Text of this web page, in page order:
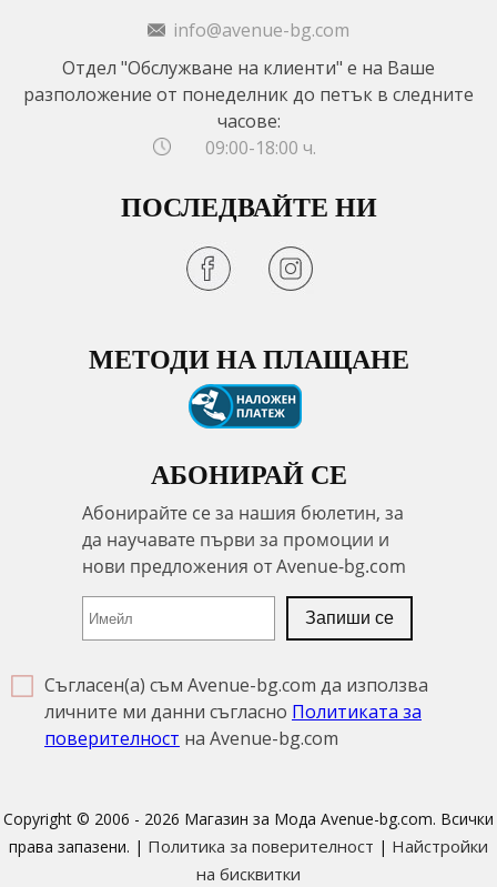
info@avenue-bg.com
Отдел "Обслужване на клиенти" е на Ваше
разположение от понеделник до петък в следните
часове:
09:00-18:00 ч.
ПОСЛЕДВАЙТЕ НИ
МЕТОДИ НА ПЛАЩАНЕ
АБОНИРАЙ СЕ
Съгласен(а) съм Avenue-bg.com да използва
личните ми данни съгласно Политиката за
поверителност на Avenue-bg.com
Copyright © 2006 - 2026 Магазин за Мода Avenue-bg.com. Всички
права запазени. | Политика за поверителност | Найстройки
на бисквитки